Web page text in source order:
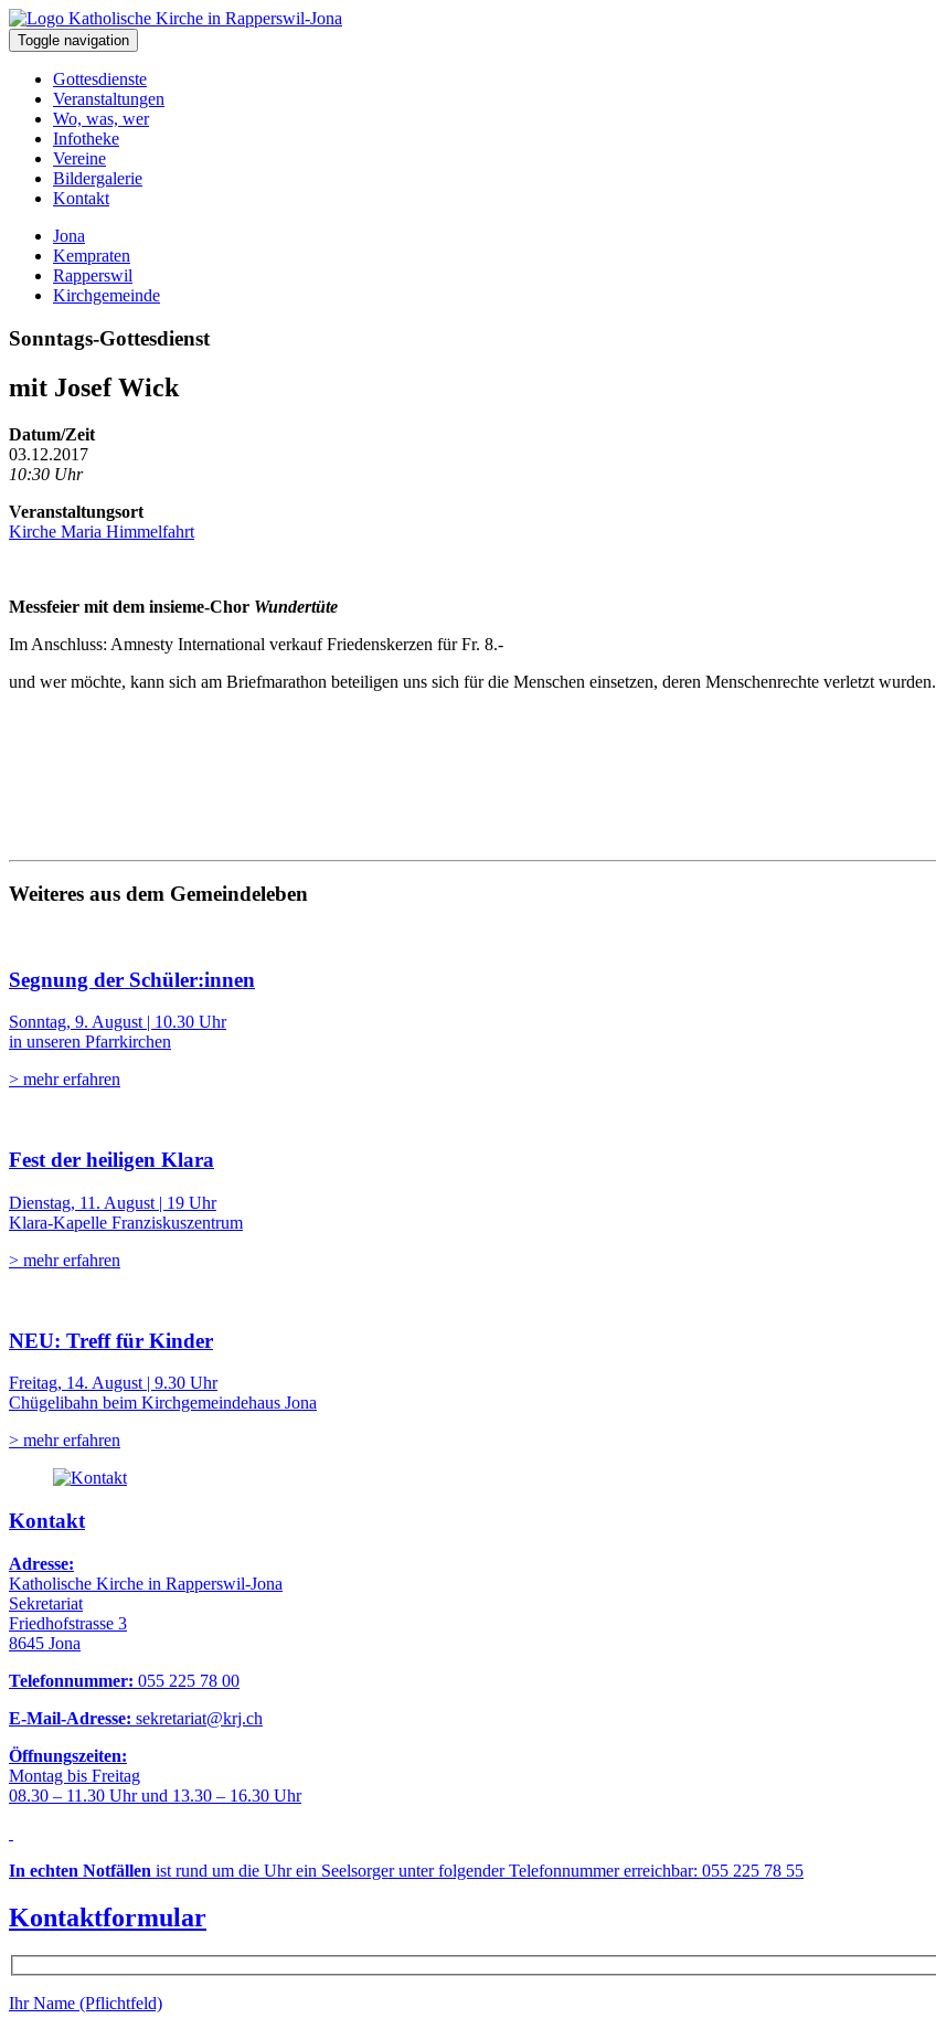
Toggle navigation
Gottesdienste
Veranstaltungen
Wo, was, wer
Infotheke
Vereine
Bildergalerie
Kontakt
Jona
Kempraten
Rapperswil
Kirchgemeinde
Sonntags-Gottesdienst
mit Josef Wick
Datum/Zeit
03.12.2017
10:30 Uhr
Veranstaltungsort
Kirche Maria Himmelfahrt
Messfeier mit dem insieme-Chor Wundertüte
Im Anschluss: Amnesty International verkauf Friedenskerzen für Fr. 8.-
und wer möchte, kann sich am Briefmarathon beteiligen uns sich für die Menschen einsetzen, deren Menschenrechte verletzt wurden.
Weiteres aus dem Gemeindeleben
Segnung der Schüler:innen
Sonntag, 9. August | 10.30 Uhr
in unseren Pfarrkirchen
> mehr erfahren
Fest der heiligen Klara
Dienstag, 11. August | 19 Uhr
Klara-Kapelle Franziskuszentrum
> mehr erfahren
NEU: Treff für Kinder
Freitag, 14. August | 9.30 Uhr
Chügelibahn beim Kirchgemeindehaus Jona
> mehr erfahren
Kontakt
Adresse:
Katholische Kirche in Rapperswil-Jona
Sekretariat
Friedhofstrasse 3
8645 Jona
Telefonnummer: 055 225 78 00
E-Mail-Adresse: sekretariat@krj.ch
Öffnungszeiten:
Montag bis Freitag
08.30 – 11.30 Uhr und 13.30 – 16.30 Uhr
In echten Notfällen ist rund um die Uhr ein Seelsorger unter folgender Telefonnummer erreichbar: 055 225 78 55
Kontaktformular
Ihr Name (Pflichtfeld)